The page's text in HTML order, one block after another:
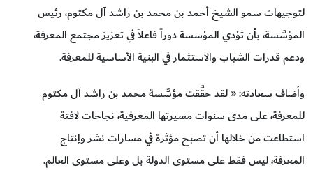
لتوجيهات سمو الشيخ أحمد بن محمد بن راشد آل مكتوم، رئيس
المؤسَّسة، بأن تؤدي المؤسسة دوراً فاعلاً في تعزيز مجتمع المعرفة،
ودعم قدرات الشباب والاستثمار في البنية الأساسية للمعرفة.
وأضاف سعادته: « لقد حقَّقت مؤسَّسة محمد بن راشد آل مكتوم
للمعرفة، على مدى سنوات مسيرتها المعرفية، نجاحات لافتة
استطاعت من خلالها أن تصبح مؤثرة في مسارات نشر وإنتاج
المعرفة، ليس فقط على مستوى الدولة بل وعلى مستوى العالم.